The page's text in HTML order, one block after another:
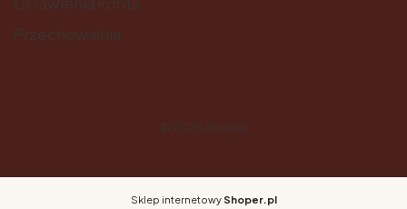
Sklep internetowy Shoper.pl